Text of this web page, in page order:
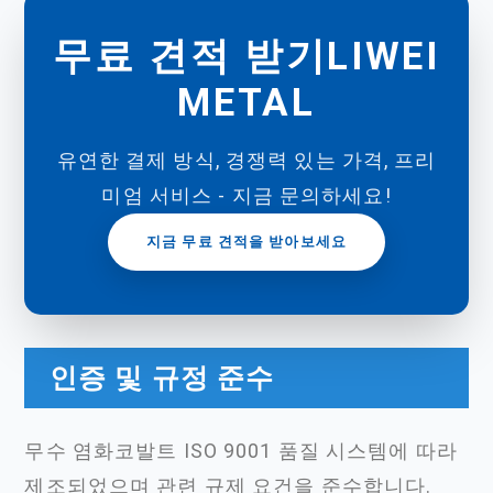
무료 견적 받기LIWEI
METAL
유연한 결제 방식, 경쟁력 있는 가격, 프리
미엄 서비스 - 지금 문의하세요!
지금 무료 견적을 받아보세요
인증 및 규정 준수
무수 염화코발트 ISO 9001 품질 시스템에 따라
제조되었으며 관련 규제 요건을 준수합니다.